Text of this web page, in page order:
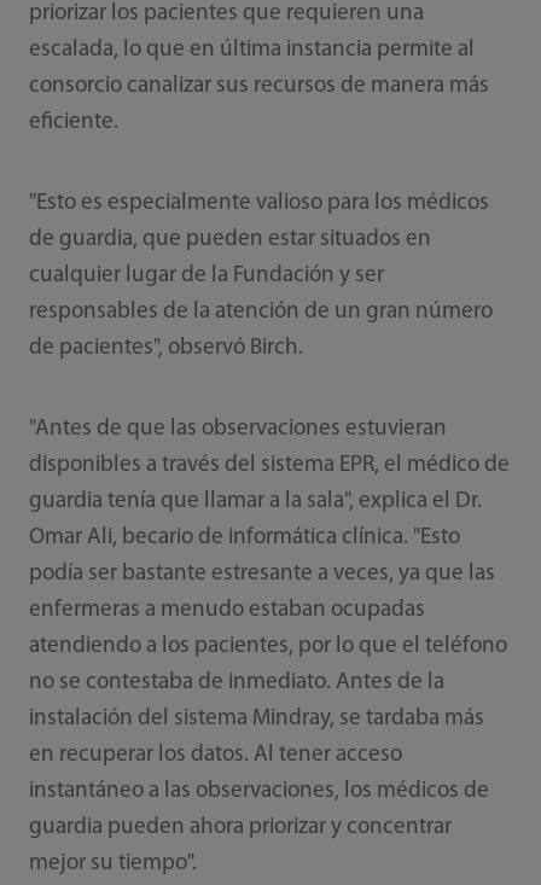
priorizar los pacientes que requieren una
escalada, lo que en última instancia permite al
consorcio canalizar sus recursos de manera más
eficiente.
"Esto es especialmente valioso para los médicos
de guardia, que pueden estar situados en
cualquier lugar de la Fundación y ser
responsables de la atención de un gran número
de pacientes", observó Birch.
"Antes de que las observaciones estuvieran
disponibles a través del sistema EPR, el médico de
guardia tenía que llamar a la sala", explica el Dr.
Omar Ali, becario de informática clínica. "Esto
podía ser bastante estresante a veces, ya que las
enfermeras a menudo estaban ocupadas
atendiendo a los pacientes, por lo que el teléfono
no se contestaba de inmediato. Antes de la
instalación del sistema Mindray, se tardaba más
en recuperar los datos. Al tener acceso
instantáneo a las observaciones, los médicos de
guardia pueden ahora priorizar y concentrar
mejor su tiempo".